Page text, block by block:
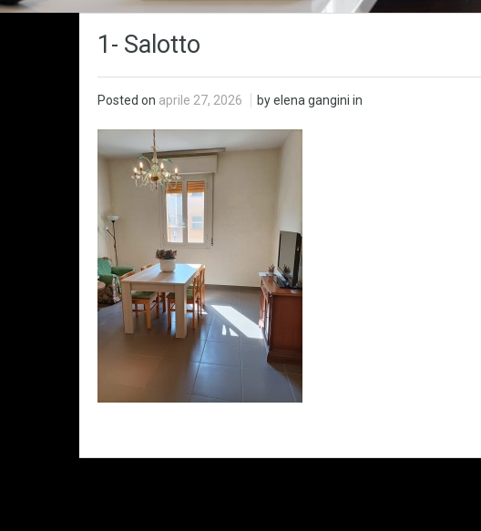
1- Salotto
Posted on aprile 27, 2026 by elena gangini in